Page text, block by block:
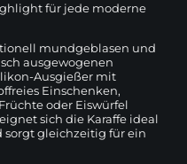
für jede moderne
mundgeblasen und
ausgewogenen
Ausgießer mit
Einschenken,
oder Eiswürfel
sich die Karaffe ideal
sorgt gleichzeitig für ein